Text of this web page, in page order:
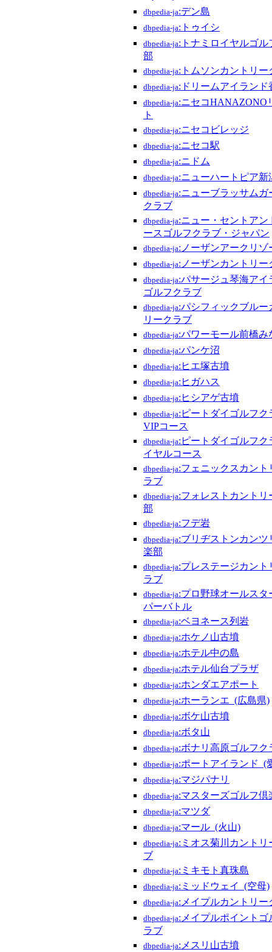
dbpedia-ja:デン島
dbpedia-ja:トゥイシ
dbpedia-ja:トナミロイヤルゴル
部
dbpedia-ja:トムソンカントリー
dbpedia-ja:ドリームアイランド
dbpedia-ja:ニセコHANAZONO
ト
dbpedia-ja:ニセコビレッジ
dbpedia-ja:ニセコ駅
dbpedia-ja:ニドム
dbpedia-ja:ニューハートピア新
dbpedia-ja:ニューブラッサムガ
クラブ
dbpedia-ja:ニュー・セントアン
ースゴルフクラブ・ジャパン
dbpedia-ja:ノーザンアークリゾ
dbpedia-ja:ノーザンカントリー
dbpedia-ja:パサージュ琴海アイ
ゴルフクラブ
dbpedia-ja:パシフィックブルー
リークラブ
dbpedia-ja:パワーモール前橋み
dbpedia-ja:パンケ沼
dbpedia-ja:ヒエ塚古墳
dbpedia-ja:ヒガハス
dbpedia-ja:ヒシアゲ古墳
dbpedia-ja:ピートダイゴルフク
VIPコース
dbpedia-ja:ピートダイゴルフク
イヤルコース
dbpedia-ja:フェニックスカント
ラブ
dbpedia-ja:フォレストカントリ
部
dbpedia-ja:フデ岩
dbpedia-ja:ブリヂストンカンツ
楽部
dbpedia-ja:プレステージカント
ラブ
dbpedia-ja:プロ野球オールスタ
パーバトル
dbpedia-ja:ベヨネース列岩
dbpedia-ja:ホケノ山古墳
dbpedia-ja:ホテル中の島
dbpedia-ja:ホテル仙台プラザ
dbpedia-ja:ホンダエアポート
dbpedia-ja:ホーランエ_(広島県)
dbpedia-ja:ボケ山古墳
dbpedia-ja:ボタ山
dbpedia-ja:ボナリ高原ゴルフク
dbpedia-ja:ポートアイランド_(
dbpedia-ja:マジパナリ
dbpedia-ja:マスターズゴルフ倶
dbpedia-ja:マツダ
dbpedia-ja:マール_(火山)
dbpedia-ja:ミオス菊川カントリ
ブ
dbpedia-ja:ミキモト真珠島
dbpedia-ja:ミッドウェイ_(空母)
dbpedia-ja:メイプルカントリー
dbpedia-ja:メイプルポイントゴ
ラブ
dbpedia-ja:メスリ山古墳